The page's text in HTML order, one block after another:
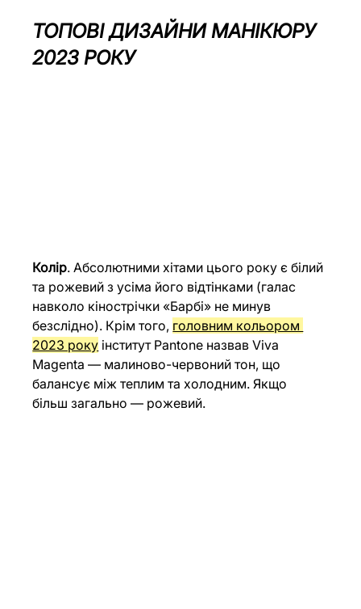
ТОПОВІ ДИЗАЙНИ МАНІКЮРУ
2023 РОКУ
Колір. Абсолютними хітами цього року є білий
та рожевий з усіма його відтінками (галас
навколо кінострічки «Барбі» не минув
безслідно). Крім того, головним кольором
2023 року інститут Pantone назвав Viva
Magenta — малиново-червоний тон, що
балансує між теплим та холодним. Якщо
більш загально — рожевий.